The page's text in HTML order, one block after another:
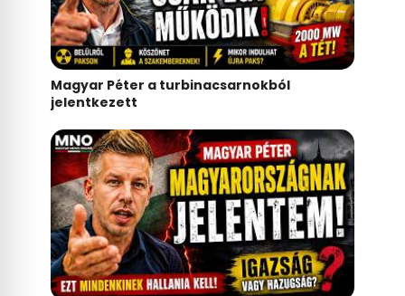
Magyar Péter a turbinacsarnokból
jelentkezett